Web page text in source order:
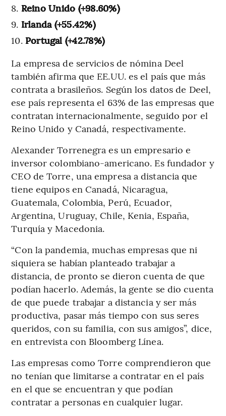
Reino Unido (+98.60%)
Irlanda (+55.42%)
Portugal (+42.78%)
La empresa de servicios de nómina Deel
también afirma que EE.UU. es el país que más
contrata a brasileños. Según los datos de Deel,
ese país representa el 63% de las empresas que
contratan internacionalmente, seguido por el
Reino Unido y Canadá, respectivamente.
Alexander Torrenegra es un empresario e
inversor colombiano-americano. Es fundador y
CEO de Torre, una empresa a distancia que
tiene equipos en Canadá, Nicaragua,
Guatemala, Colombia, Perú, Ecuador,
Argentina, Uruguay, Chile, Kenia, España,
Turquía y Macedonia.
“Con la pandemia, muchas empresas que ni
siquiera se habían planteado trabajar a
distancia, de pronto se dieron cuenta de que
podían hacerlo. Además, la gente se dio cuenta
de que puede trabajar a distancia y ser más
productiva, pasar más tiempo con sus seres
queridos, con su familia, con sus amigos”, dice,
en entrevista con Bloomberg Línea.
Las empresas como Torre comprendieron que
no tenían que limitarse a contratar en el país
en el que se encuentran y que podían
contratar a personas en cualquier lugar.